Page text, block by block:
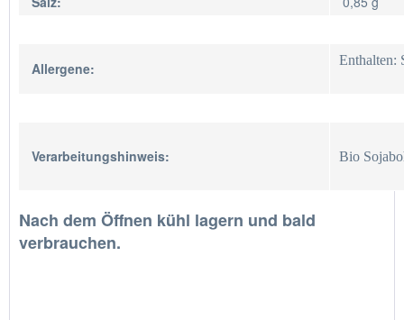
Allergene: Enthalten:
Verarbeitungshinweis: Bio
Nach dem Öffnen kühl lagern und bald
verbrauchen.